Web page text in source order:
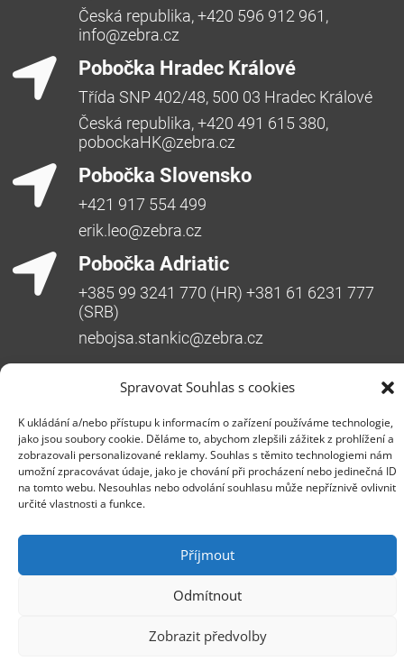
Spravovat Souhlas s cookies
K ukládání a/nebo přístupu k informacím o zařízení používáme technologie,
jako jsou soubory cookie. Děláme to, abychom zlepšili zážitek z prohlížení a
zobrazovali personalizované reklamy. Souhlas s těmito technologiemi nám
umožní zpracovávat údaje, jako je chování při procházení nebo jedinečná ID
na tomto webu. Nesouhlas nebo odvolání souhlasu může nepříznivě ovlivnit
určité vlastnosti a funkce.
Příjmout
Odmítnout
Zobrazit předvolby
Česká republika, +420 596 912 961,
info@zebra.cz
Pobočka Hradec Králové
Třída SNP 402/48, 500 03 Hradec Králové
Česká republika, +420 491 615 380,
pobockaHK@zebra.cz
Pobočka Slovensko
+421 917 554 499
erik.leo@zebra.cz
Pobočka Adriatic
+385 99 3241 770 (HR) +381 61 6231 777
(SRB)
nebojsa.stankic@zebra.cz
Společnost ZEBRA SYSTEMS, s.r.o. je předním
IT bezpečnosti, ochrany dat a business continuity v
České republice, na Slovensku a v jihovýchodní
Evropě. Jedná se o rodinnou firmu s třicetiletou
historií na trhu. Vedle prodeje produktů poskytuje
ZEBRA SYSTEMS je distributorem značek Acronis, AST,